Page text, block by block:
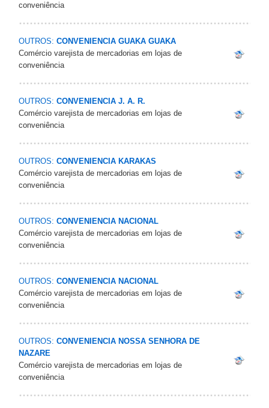
conveniência
OUTROS: CONVENIENCIA GUAKA GUAKA
Comércio varejista de mercadorias em lojas de
conveniência
OUTROS: CONVENIENCIA J. A. R.
Comércio varejista de mercadorias em lojas de
conveniência
OUTROS: CONVENIENCIA KARAKAS
Comércio varejista de mercadorias em lojas de
conveniência
OUTROS: CONVENIENCIA NACIONAL
Comércio varejista de mercadorias em lojas de
conveniência
OUTROS: CONVENIENCIA NACIONAL
Comércio varejista de mercadorias em lojas de
conveniência
OUTROS: CONVENIENCIA NOSSA SENHORA DE
NAZARE
Comércio varejista de mercadorias em lojas de
conveniência